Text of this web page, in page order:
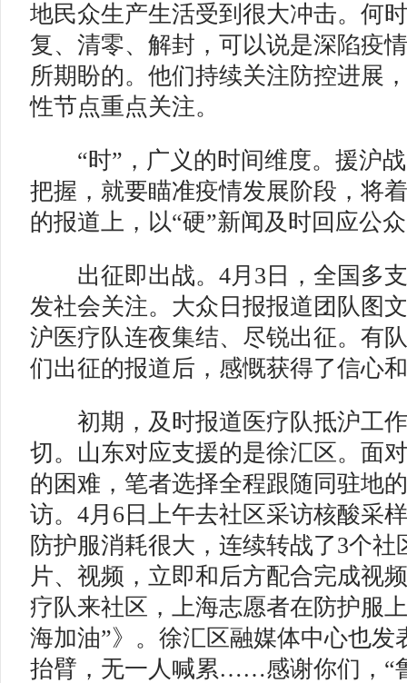
地民众生产生活受到很大冲击。何
复、清零、解封，可以说是深陷疫
所期盼的。他们持续关注防控进展
性节点重点关注。
“时”，广义的时间维度。援沪战
把握，就要瞄准疫情发展阶段，将
的报道上，以“硬”新闻及时回应公
出征即出战。4月3日，全国多支
发社会关注。大众日报报道团队图
沪医疗队连夜集结、尽锐出征。有
们出征的报道后，感慨获得了信心
初期，及时报道医疗队抵沪工作
切。山东对应支援的是徐汇区。面
的困难，笔者选择全程跟随同驻地
访。4月6日上午去社区采访核酸采
防护服消耗很大，连续转战了3个
片、视频，立即和后方配合完成视
疗队来社区，上海志愿者在防护服
海加油”》。徐汇区融媒体中心也发
抬臂，无一人喊累……感谢你们，“